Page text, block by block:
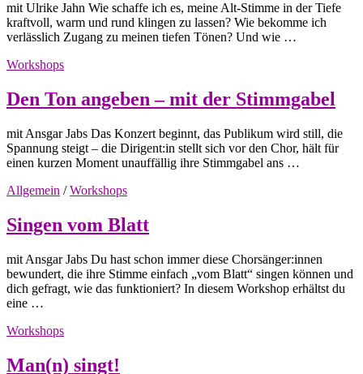
mit Ulrike Jahn Wie schaffe ich es, meine Alt-Stimme in der Tiefe
kraftvoll, warm und rund klingen zu lassen? Wie bekomme ich
verlässlich Zugang zu meinen tiefen Tönen? Und wie …
Workshops
Den Ton angeben – mit der Stimmgabel
mit Ansgar Jabs Das Konzert beginnt, das Publikum wird still, die
Spannung steigt – die Dirigent:in stellt sich vor den Chor, hält für
einen kurzen Moment unauffällig ihre Stimmgabel ans …
Allgemein /Workshops
Singen vom Blatt
mit Ansgar Jabs Du hast schon immer diese Chorsänger:innen
bewundert, die ihre Stimme einfach „vom Blatt“ singen können und
dich gefragt, wie das funktioniert? In diesem Workshop erhältst du
eine …
Workshops
Man(n) singt!